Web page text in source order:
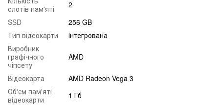
слотів пам'яті
2
SSD
256 GB
Тип відеокарти
Інтегрована
Виробник
графічного
чіпсету
AMD
Відеокарта
AMD Radeon Vega 3
Об'єм пам'яті
відеокарти
1 Гб